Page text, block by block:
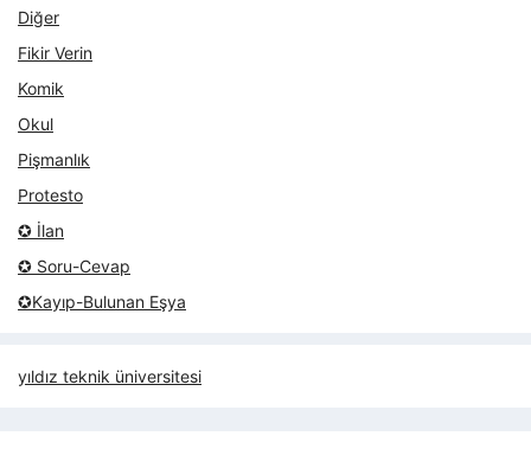
Diğer
Fikir Verin
Komik
Okul
Pişmanlık
Protesto
✪ İlan
✪ Soru-Cevap
✪Kayıp-Bulunan Eşya
yıldız teknik üniversitesi